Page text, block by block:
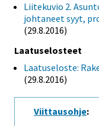
Liitekuvio 2.
johtaneet syyt,
(29.8.2016)
Laatuselosteet
Laatuseloste:
(29.8.2016)
Viittausohje: